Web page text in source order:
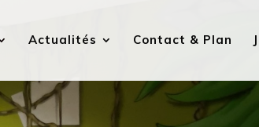
Actualités Contact & Plan